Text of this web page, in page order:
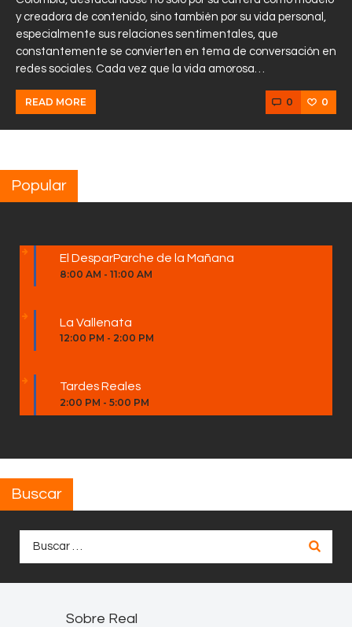
y creadora de contenido, sino también por su vida personal,
especialmente sus relaciones sentimentales, que
constantemente se convierten en tema de conversación en
redes sociales. Cada vez que la vida amorosa…
READ MORE 0 0
Popular
El DesparParche de la Mañana
8:00 AM - 11:00 AM
La Vallenata
12:00 PM - 2:00 PM
Tardes Reales
2:00 PM - 5:00 PM
Buscar
Sobre Real